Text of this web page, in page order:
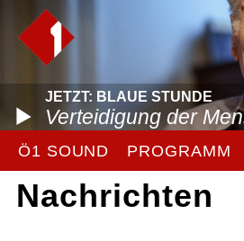
JETZT: BLAUE STUNDE
Verteidigung der
Ö1 SOUND PROGRAMM
Nachrichten